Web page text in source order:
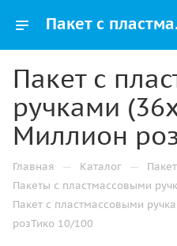
Пакет с
Пакет с
ручками
Миллион
Главная — Каталог —
Пакеты с пластмассовыми
Пакет с пластмассовыми
розТико 10/100